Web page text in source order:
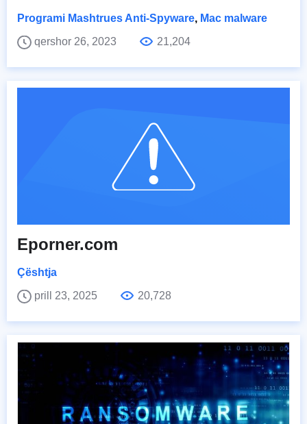
Programi Mashtrues Anti-Spyware, Mac malware
qershor 26, 2023
21,204
Eporner.com
Çështja
prill 23, 2025
20,728